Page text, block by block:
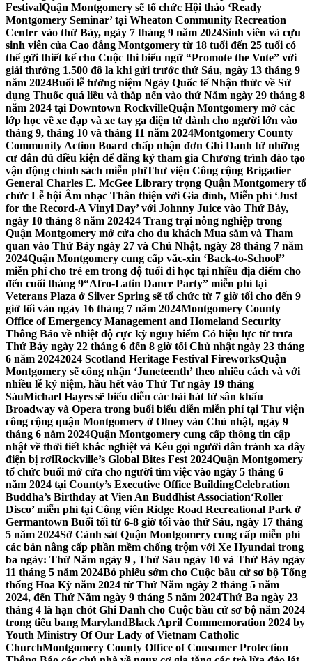
FestivalQuận Montgomery sẽ tổ chức Hội thảo ‘Ready
Montgomery Seminar’ tại Wheaton Community Recreation
Center vào thứ Bảy, ngày 7 tháng 9 năm 2024Sinh viên và cựu
sinh viên của Cao đẳng Montgomery từ 18 tuổi đến 25 tuổi có
thể gửi thiết kế cho Cuộc thi biểu ngữ “Promote the Vote” với
giải thưởng 1.500 đô la khi gửi trước thứ Sáu, ngày 13 tháng 9
năm 2024Buổi lễ tưởng niệm Ngày Quốc tế Nhận thức về Sử
dụng Thuốc quá liều và thắp nến vào thứ Năm ngày 29 tháng 8
năm 2024 tại Downtown RockvilleQuận Montgomery mở các
lớp học về xe đạp và xe tay ga điện tử dành cho người lớn vào
tháng 9, tháng 10 và tháng 11 năm 2024Montgomery County
Community Action Board chấp nhận đơn Ghi Danh từ những
cư dân đủ điều kiện để đăng ký tham gia Chương trình đào tạo
vận động chính sách miễn phíThư viện Công cộng Brigadier
General Charles E. McGee Library trọng Quận Montgomery tổ
chức Lễ hội Âm nhạc Thân thiện với Gia đình, Miễn phí ‘Just
for the Record-A Vinyl Day’ với Johnny Juice vào Thứ Bảy,
ngày 10 tháng 8 năm 202424 Trang trại nông nghiệp trong
Quận Montgomery mở cửa cho du khách Mua sắm và Tham
quan vào Thứ Bảy ngày 27 và Chủ Nhật, ngày 28 tháng 7 năm
2024Quận Montgomery cung cấp vắc-xin ‘Back-to-School’’
miễn phí cho trẻ em trong độ tuổi đi học tại nhiều địa điểm cho
đến cuối tháng 9“Afro-Latin Dance Party” miễn phí tại
Veterans Plaza ở Silver Spring sẽ tổ chức từ 7 giờ tối cho đến 9
giờ tối vào ngày 16 tháng 7 năm 2024Montgomery County
Office of Emergency Management and Homeland Security
Thông Báo về nhiệt độ cực kỳ nguy hiểm Có hiệu lực từ trưa
Thứ Bảy ngày 22 tháng 6 đến 8 giờ tối Chủ nhật ngày 23 tháng
6 năm 20242024 Scotland Heritage Festival FireworksQuận
Montgomery sẽ công nhận ‘Juneteenth’ theo nhiều cách và với
nhiều lễ kỷ niệm, hầu hết vào Thứ Tư ngày 19 tháng
SáuMichael Hayes sẽ biểu diễn các bài hát từ sân khấu
Broadway và Opera trong buổi biểu diễn miễn phí tại Thư viện
công cộng quận Montgomery ở Olney vào Chủ nhật, ngày 9
tháng 6 năm 2024Quận Montgomery cung cấp thông tin cập
nhật về thời tiết khắc nghiệt và Kêu gọi người dân tránh xa dây
điện bị rơiRockville’s Global Bites Fest 2024Quận Montgomery
tổ chức buổi mở cửa cho người tìm việc vào ngày 5 tháng 6
năm 2024 tại County’s Executive Office BuildingCelebration
Buddha’s Birthday at Vien An Buddhist Association‘Roller
Disco’ miễn phí tại Công viên Ridge Road Recreational Park ở
Germantown Buổi tối từ 6-8 giờ tối vào thứ Sáu, ngày 17 tháng
5 năm 2024Sở Cảnh sát Quận Montgomery cung cấp miễn phí
các bản nâng cấp phần mềm chống trộm với Xe Hyundai trong
ba ngày: Thứ Năm ngày 9 , Thứ Sáu ngày 10 và Thứ Bảy ngày
11 tháng 5 năm 2024Bỏ phiếu sớm cho Cuộc bầu cử sơ bộ Tổng
thống Hoa Kỳ năm 2024 từ Thứ Năm ngày 2 tháng 5 năm
2024, đến Thứ Năm ngày 9 tháng 5 năm 2024Thứ Ba ngày 23
tháng 4 là hạn chót Ghi Danh cho Cuộc bầu cử sơ bộ năm 2024
trong tiểu bang MarylandBlack April Commemoration 2024 by
Youth Ministry Of Our Lady of Vietnam Catholic
ChurchMontgomery County Office of Consumer Protection